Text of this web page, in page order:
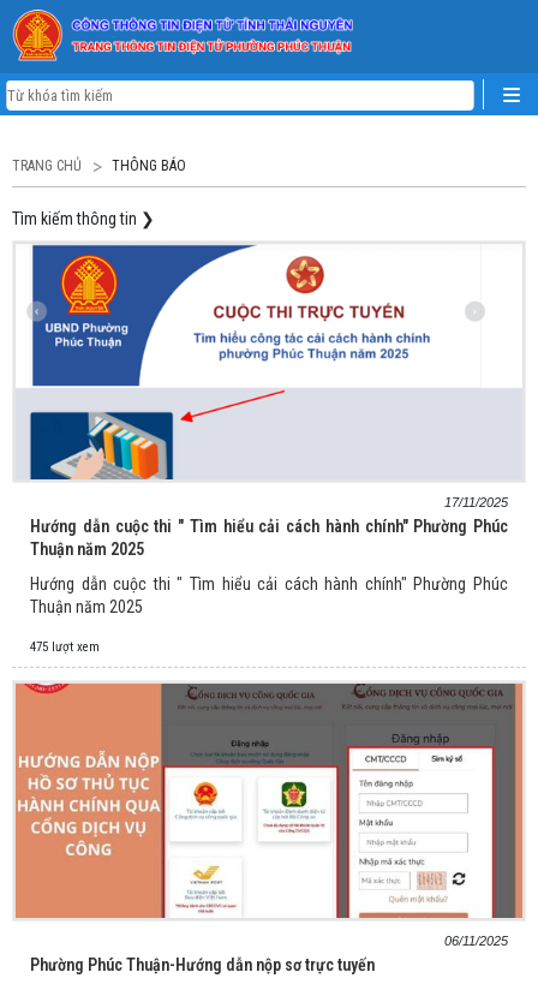
TRANG CHỦ THÔNG BÁO
Tìm kiếm thông tin ❯
17/11/2025
Hướng dẫn cuộc thi " Tìm hiểu cải cách hành chính" Phường Phúc
Thuận năm 2025
Hướng dẫn cuộc thi " Tìm hiểu cải cách hành chính" Phường Phúc
Thuận năm 2025
475 lượt xem
06/11/2025
Phường Phúc Thuận-Hướng dẫn nộp sơ trực tuyến